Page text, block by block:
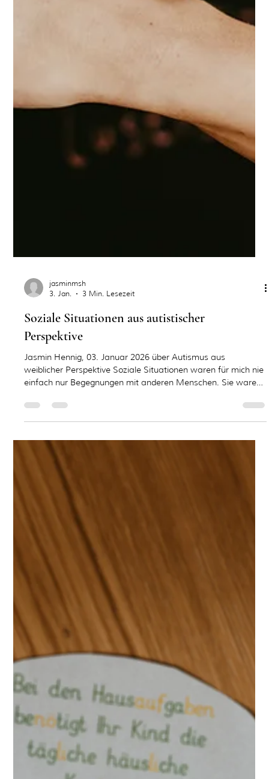
jasminmsh
3. Jan.
3 Min. Lesezeit
Soziale Situationen aus autistischer
Perspektive
Jasmin Hennig, 03. Januar 2026 über Autismus aus
schon immer Räume voller Dynamiken , emotionaler
Spannungen und unausgesprochener Gedanken . Während
andere scheinbar mühelos Gespräche führen, spüre ich oft
sehr genau , was im Raum passiert : manchmal mehr, als mir
guttut. Autismus kann bedeuten, zuerst das Detail und dann
das Ganze wahrzunehmen , intensi